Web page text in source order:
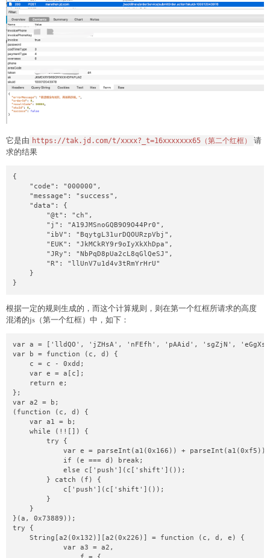
它是由 https://tak.jd.com/t/xxxx?_t=16xxxxxxx65（第二个红框）
请
求的结果
{
    "code": "000000",
    "message": "success",
    "data": {
        "@t": "ch",
        "j": "A19JMSnoGQB9O9O44Pr0",
        "ibV": "BqytgL31urDQOURzpVbj",
        "EUK": "JkMCkRY9r9oIyXkXhDpa",
        "JRy": "NbPqD8pUa2cL8qGlQeSJ",
        "R": "llUnV7u1d4v3tRmYrHrU"
    }
}
根据一定的规则生成的，而这个计算规则，则在第一个红框所请求的高度
混淆的js（第一个红框）中，如下：
var a = ['lldQO', 'jZHsA', 'nFEfh', 'pAAid', 'sgZjN', 'eGgXs', 'text', 'EqSUN', 'JAdKU', 'substring', 'GJcnm', 'sXGWH', 'kFGPV', 'NJpfY',